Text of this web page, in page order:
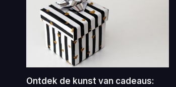
Ontdek de kunst van cadeaus: